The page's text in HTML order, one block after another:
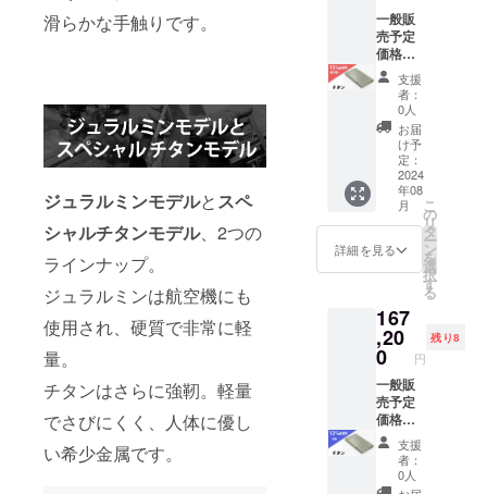
滑らかな手触りです。
ジュラルミンモデルとスペ
シャルチタンモデル、2つの
ラインナップ。
ジュラルミンは航空機にも
使用され、硬質で非常に軽
量。
チタンはさらに強靭。軽量
でさびにくく、人体に優し
い希少金属です。
ンフィロソ
フィーを
持った商品
を東京大田
区で製作し
ています。
ますよ
うお願
いいた
しま
す。 ※
刻印内
容は備
考欄に
ご記入
くださ
い（ア
ルファ
ベッ
ト・数
細はプ
ロジェ
クト
ページ
をご覧
くださ
い。）
※刻印を
入れな
い場合
ン
A2017
文字
刻印の
有料オ
プショ
ンサー
ビスを
ご希望
の場合
は刻印
位置を
ご選択
くださ
い。
￥1,650
せ支援
してい
ただき
ますよ
うお願
いいた
しま
す。 ※
刻印内
容は備
考欄に
一般販
売予定
価格
￥190,0
00（税
込）
を、 8
名様限
15%off
￥161,5
00（税
込・送
料込）
にて承
す。 材
質：純
チタン
文字刻
印の有
料オプ
ション
サービ
スをご
希望の
場合は
支援
者：
0人
お届
け予
定：
2024
年08
月
詳細を見る
こ
の
リ
タ
ー
ン
を
選
択
す
る
167
,20
0 円
残り8
一般販
売予定
価格
￥190,0
00（税
込）
を、 8
支援
者：
0人